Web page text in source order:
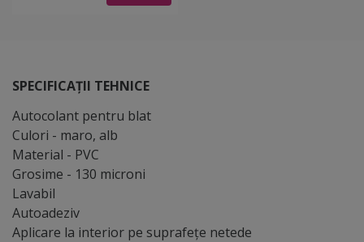
SPECIFICAȚII TEHNICE
Autocolant pentru blat
Culori - maro, alb
Material - PVC
Grosime - 130 microni
Lavabil
Autoadeziv
Aplicare la interior pe suprafeţe netede